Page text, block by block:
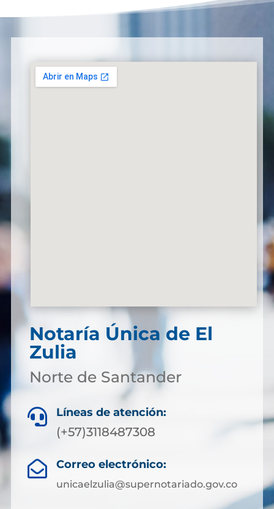
Notaría Única de El
Zulia
Norte de Santander
 Líneas de atención:
(+57)3118487308
 Correo electrónico:
unicaelzulia@supernotariado.gov.co